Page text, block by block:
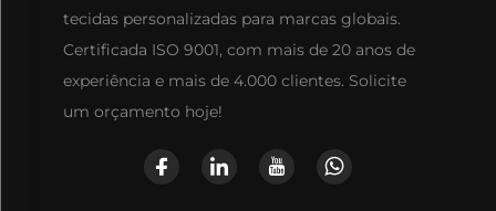
tecidas personalizadas para marcas globais.
Certificada ISO 9001, com mais de 20 anos de
experiência e mais de 4.000 clientes. Solicite
um orçamento hoje!